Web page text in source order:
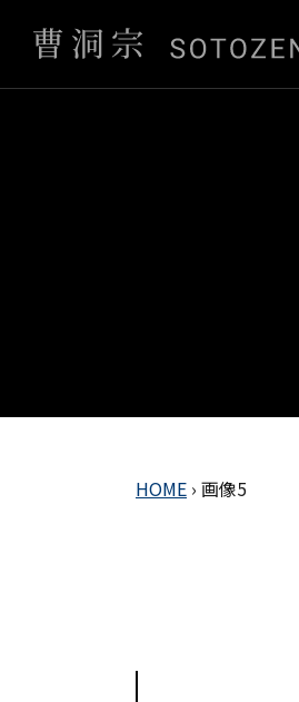
HOME › 画像5